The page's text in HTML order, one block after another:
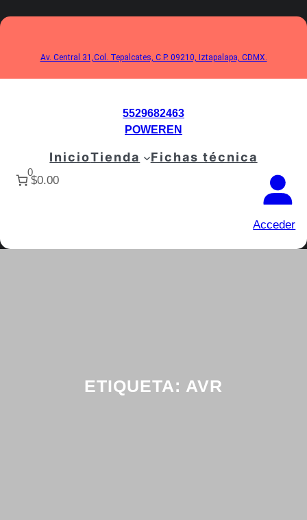
al
Av. Central 31,Col. Tepalcates, C.P. 09210, Iztapalapa, CDMX.
5529682463
POWEREN
InicioTienda Fichas técnica
0
$0.00
Acceder
ETIQUETA: AVR